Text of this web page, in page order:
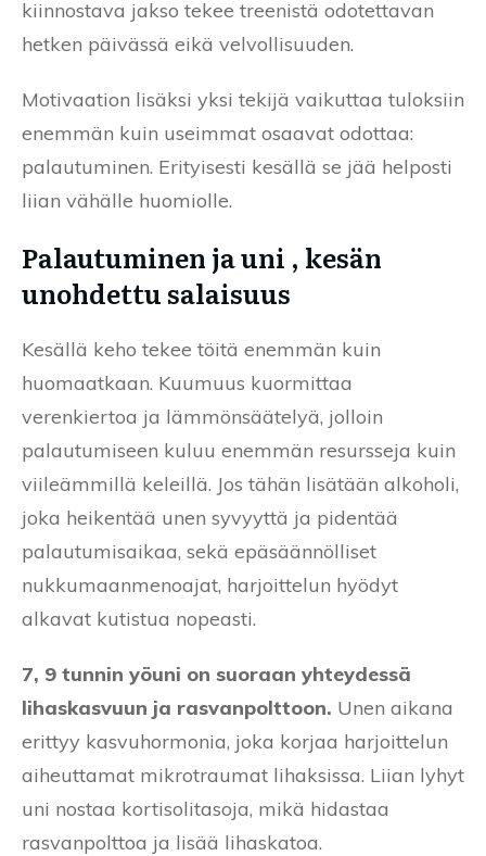
kiinnostava jakso tekee treenistä odotettavan
hetken päivässä eikä velvollisuuden.
Motivaation lisäksi yksi tekijä vaikuttaa tuloksiin
enemmän kuin useimmat osaavat odottaa:
palautuminen. Erityisesti kesällä se jää helposti
liian vähälle huomiolle.
Palautuminen ja uni , kesän
unohdettu salaisuus
Kesällä keho tekee töitä enemmän kuin
huomaatkaan. Kuumuus kuormittaa
verenkiertoa ja lämmönsäätelyä, jolloin
palautumiseen kuluu enemmän resursseja kuin
viileämmillä keleillä. Jos tähän lisätään alkoholi,
joka heikentää unen syvyyttä ja pidentää
palautumisaikaa, sekä epäsäännölliset
nukkumaanmenoajat, harjoittelun hyödyt
alkavat kutistua nopeasti.
7, 9 tunnin yöuni on suoraan yhteydessä
lihaskasvuun ja rasvanpolttoon. Unen aikana
erittyy kasvuhormonia, joka korjaa harjoittelun
aiheuttamat mikrotraumat lihaksissa. Liian lyhyt
uni nostaa kortisolitasoja, mikä hidastaa
rasvanpolttoa ja lisää lihaskatoa.